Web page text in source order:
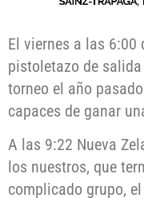
El viernes a las 6:00
pistoletazo de
torneo el año
capaces de ganar
A las 9:22 Nueva
los nuestros, que
complicado grupo,